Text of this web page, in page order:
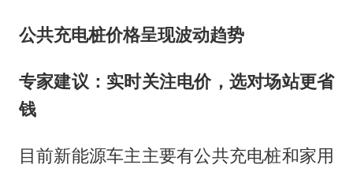
公共充电桩价格呈现波动趋势
专家建议：实时关注电价，选对场站更省
钱
目前新能源车主主要有公共充电桩和家用